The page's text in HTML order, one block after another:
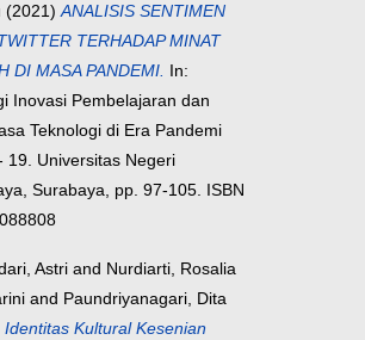
(2021)ANALISIS SENTIMEN
TERHADAP MINAT
DI MASA PANDEMI. In:
Inovasi Pembelajaran dan
Teknologi di Era Pandemi
19. Universitas Negeri
Surabaya, pp. 97-105. ISBN
Astri and Nurdiarti, Rosalia
and Paundriyanagari, Dita
Identitas Kultural Kesenian